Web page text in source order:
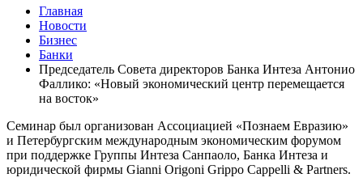
Главная
Новости
Бизнес
Банки
Председатель Совета директоров Банка Интеза Антонио
Фаллико: «Новый экономический центр перемещается
на восток»
Семинар был организован Ассоциацией «Познаем Евразию»
и Петербургским международным экономическим форумом
при поддержке Группы Интеза Санпаоло, Банка Интеза и
юридической фирмы Gianni Origoni Grippo Cappelli & Partners.